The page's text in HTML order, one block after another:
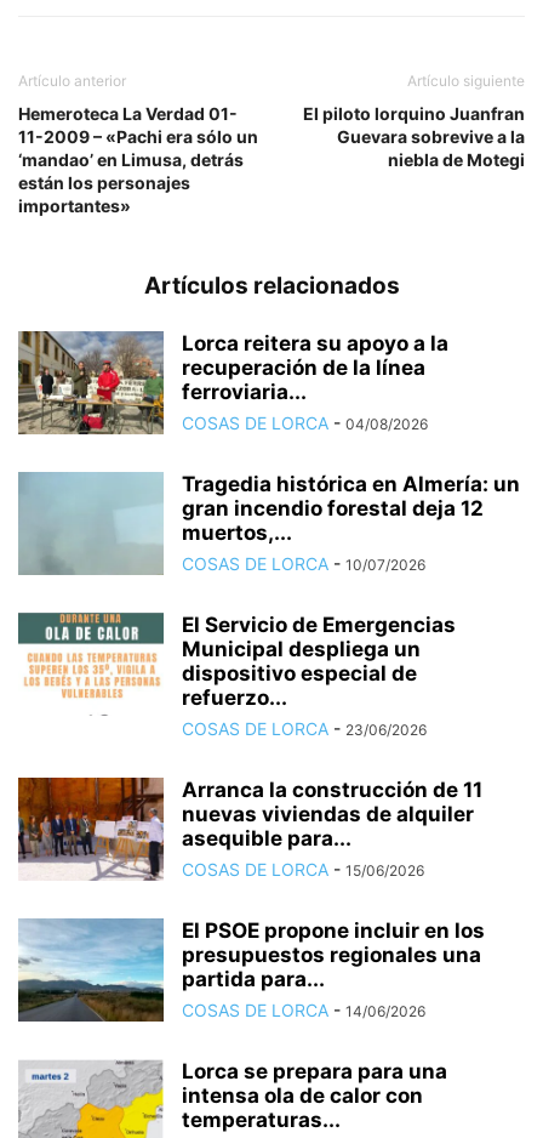
Artículo anterior
Hemeroteca La Verdad 01-
11-2009 – «Pachi era sólo un
‘mandao’ en Limusa, detrás
están los personajes
importantes»
Artículo siguiente
El piloto lorquino Juanfran
Guevara sobrevive a la
niebla de Motegi
Artículos relacionados
Lorca reitera su apoyo a la
recuperación de la línea
ferroviaria...
COSAS DE LORCA - 04/08/2026
Tragedia histórica en Almería: un
gran incendio forestal deja 12
muertos,...
COSAS DE LORCA - 10/07/2026
El Servicio de Emergencias
Municipal despliega un
dispositivo especial de
refuerzo...
COSAS DE LORCA - 23/06/2026
Arranca la construcción de 11
nuevas viviendas de alquiler
asequible para...
COSAS DE LORCA - 15/06/2026
El PSOE propone incluir en los
presupuestos regionales una
partida para...
COSAS DE LORCA - 14/06/2026
Lorca se prepara para una
intensa ola de calor con
temperaturas...